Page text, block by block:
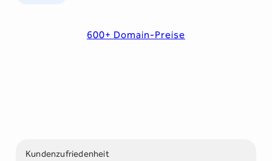
600+ Domain-Preise
Kundenzufriedenheit